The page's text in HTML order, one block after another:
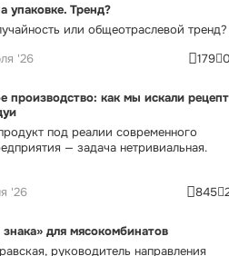
упаковке. Тренд?
или общеотраслевой тренд?
'26 179
производство: как мы искали рецепт
под реалии современного
— задача нетривиальная.
'26 845
для мясокомбинатов
руководитель направления